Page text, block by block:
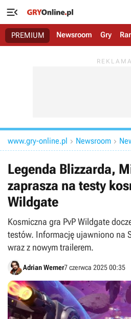

PREMIUM Newsroom Gry
www.gry-online.pl  Newsroom 
Legenda Blizzarda,
zaprasza na testy
Wildgate
Kosmiczna gra PvP Wildgate
testów. Informację ujawniono na
wraz z nowym trailerem.
Adrian Werner7 czerwca 2025 00:35